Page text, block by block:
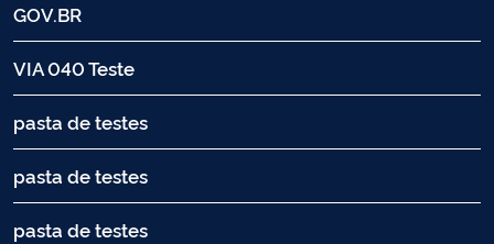
GOV.BR
VIA 040 Teste
pasta de testes
pasta de testes
pasta de testes